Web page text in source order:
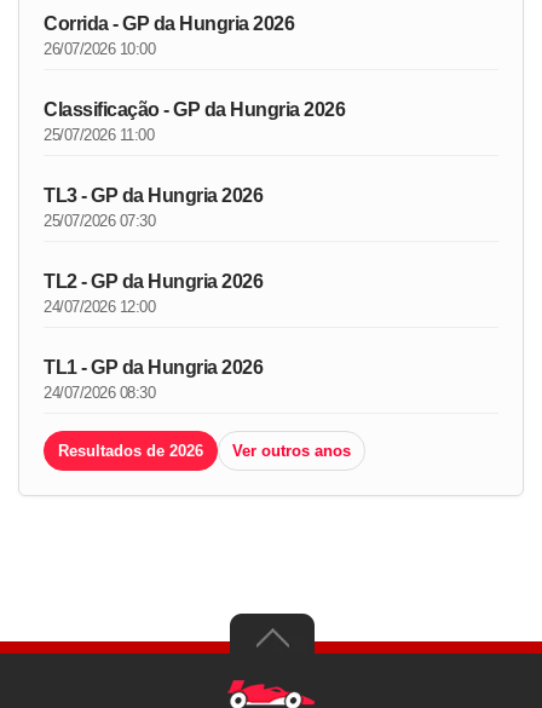
Corrida - GP da Hungria 2026
26/07/2026 10:00
Classificação - GP da Hungria 2026
25/07/2026 11:00
TL3 - GP da Hungria 2026
25/07/2026 07:30
TL2 - GP da Hungria 2026
24/07/2026 12:00
TL1 - GP da Hungria 2026
24/07/2026 08:30
Resultados de 2026 Ver outros anos